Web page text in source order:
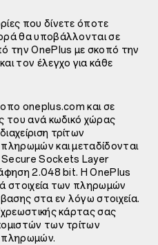
που δίνετε όποτε
θα υποβάλλονται σε
την OnePlus με σκοπό την
τον έλεγχο για κάθε
oneplus.com και σε
του ανά κωδικό χώρας
τρίτων
και μεταδίδονται
Sockets Layer
2.048 bit. Η OnePlus
στοιχεία των πληρωμών
στα εν λόγω στοιχεία.
κάρτας σας
των τρίτων
πληρωμών.